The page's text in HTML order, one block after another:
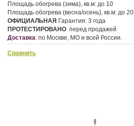
Площадь обогрева (зима), кв.м: до 10
Площадь обогрева (весна/осень), кв.м: до 20
ОФИЦИАЛЬНАЯ Гарантия: 3 года
ПРОТЕСТИРОВАНО перед продажей
Доставка: по Москве, МО и всей России.
Сравнить